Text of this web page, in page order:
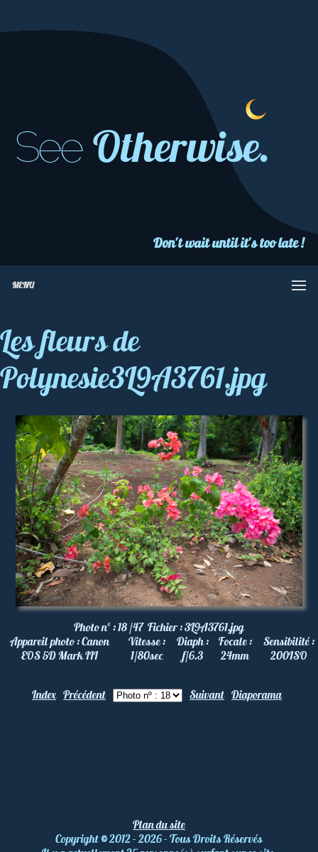
See Otherwise.
Don't wait until it's too late !
MENU
Les fleurs de
Polynesie3L9A3761.jpg
Photo nº :18 /47 Fichier :3L9A3761.jpg
Appareil photo :Canon
EOS 5D Mark III
Vitesse :
1/80sec
Diaph :
f/6.3
Focale :
24mm
Sensibilité :
200ISO
Index Précédent Suivant Diaporama
Plan du site
Copyright©2012 - 2026 - Tous Droits Réservés